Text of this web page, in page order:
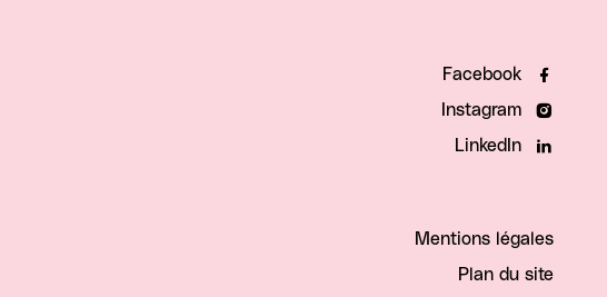
Facebook
Instagram
LinkedIn
Mentions légales
Plan du site